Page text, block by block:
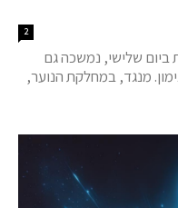
2
ביום שלישי, נמשכה גם
מנגד, במחלקת הנוער,